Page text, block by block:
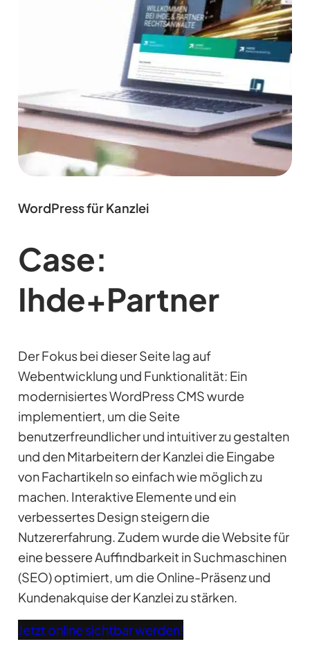
WordPress für Kanzlei
Case:
Ihde+Partner
Der Fokus bei dieser Seite lag auf
Webentwicklung und Funktionalität: Ein
modernisiertes WordPress CMS wurde
implementiert, um die Seite
benutzerfreundlicher und intuitiver zu gestalten
und den Mitarbeitern der Kanzlei die Eingabe
von Fachartikeln so einfach wie möglich zu
machen. Interaktive Elemente und ein
verbessertes Design steigern die
Nutzererfahrung. Zudem wurde die Website für
eine bessere Auffindbarkeit in Suchmaschinen
(SEO) optimiert, um die Online-Präsenz und
Kundenakquise der Kanzlei zu stärken.
Jetzt online sichtbar werden!